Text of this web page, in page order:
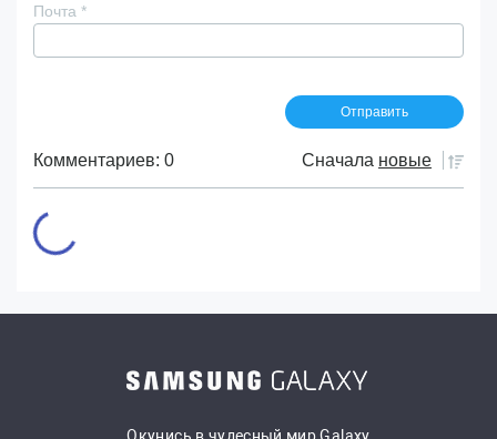
Почта *
Комментариев: 0 Сначала новые